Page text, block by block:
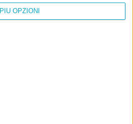
PIÙ OPZIONI